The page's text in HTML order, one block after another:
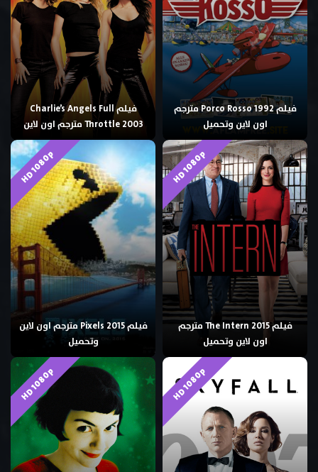
فيلم Porco Rosso 1992 مترجم
اون لاين وتحميل
فيلم Charlie’s Angels Full
Throttle 2003 مترجم اون لاين
HD 1080p
فيلم The Intern 2015 مترجم
اون لاين وتحميل
HD 1080p
فيلم Pixels 2015 مترجم اون لاين
وتحميل
HD 1080p
HD 1080p